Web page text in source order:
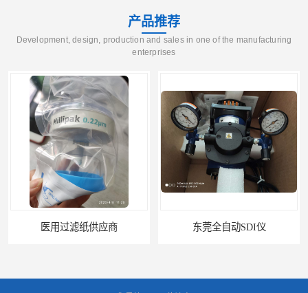
产品推荐
Development, design, production and sales in one of the manufacturing
enterprises
东莞全自动SDI仪 石家庄污染指数SDI仪